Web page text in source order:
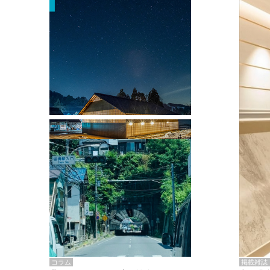
掲載雑誌
掲載雑誌・書籍
『街歩き研修「アールデコとモダニズ
ム、和風バロック」』のレポート記事が
掲載
コラム